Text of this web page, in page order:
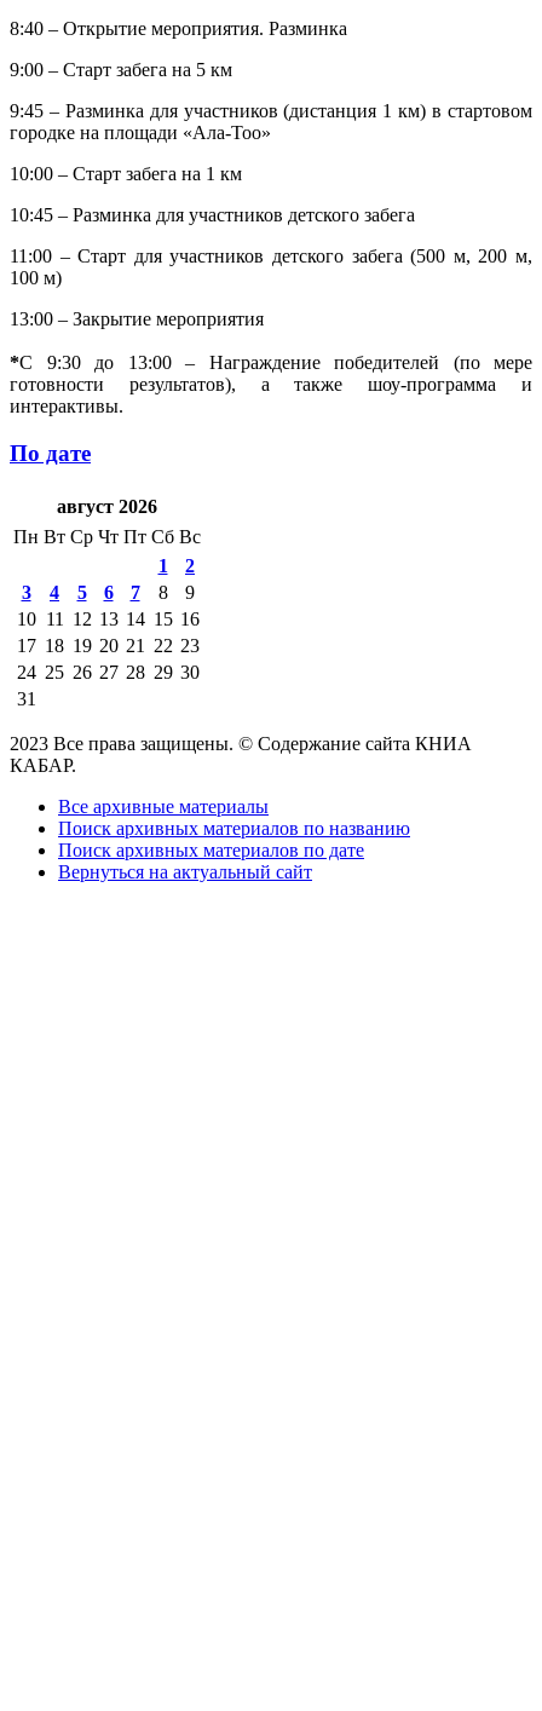
8:40 – Открытие мероприятия. Разминка
9:00 – Старт забега на 5 км
9:45 – Разминка для участников (дистанция 1 км) в стартовом
городке на площади «Ала-Тоо»
10:00 – Старт забега на 1 км
10:45 – Разминка для участников детского забега
11:00 – Старт для участников детского забега (500 м, 200 м,
100 м)
13:00 – Закрытие мероприятия
*С 9:30 до 13:00 – Награждение победителей (по мере
готовности результатов), а также шоу-программа и
интерактивы.
По дате
август 2026
Пн Вт Ср Чт Пт Сб Вс
1
2
3
4 5 6 7 8
9
10 11 12 13 14 15 16
17 18 19 20 21 22 23
24 25 26 27 28 29 30
31
2023 Все права защищены. © Содержание сайта КНИА
КАБАР.
Все архивные материалы
Поиск архивных материалов по названию
Поиск архивных материалов по дате
Вернуться на актуальный сайт